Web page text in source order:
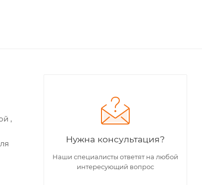
,
Нужна консультация?
Наши специалисты ответят на любой
интересующий вопрос